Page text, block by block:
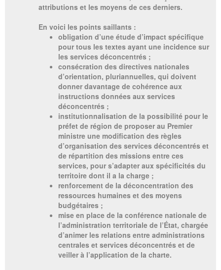
attributions et les moyens de ces derniers.
En voici les points saillants :
obligation d’une étude d’impact spécifique
pour tous les textes ayant une incidence sur
les services déconcentrés ;
consécration des directives nationales
d’orientation, pluriannuelles, qui doivent
donner davantage de cohérence aux
instructions données aux services
déconcentrés ;
institutionnalisation de la possibilité pour le
préfet de région de proposer au Premier
ministre une modification des règles
d’organisation des services déconcentrés et
de répartition des missions entre ces
services, pour s’adapter aux spécificités du
territoire dont il a la charge ;
renforcement de la déconcentration des
ressources humaines et des moyens
budgétaires ;
mise en place de la conférence nationale de
l’administration territoriale de l’État, chargée
d’animer les relations entre administrations
centrales et services déconcentrés et de
veiller à l’application de la charte.